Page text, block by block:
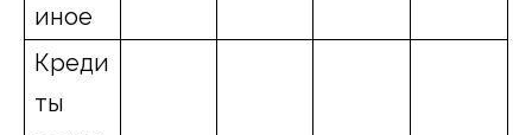
иное
Креди
ты